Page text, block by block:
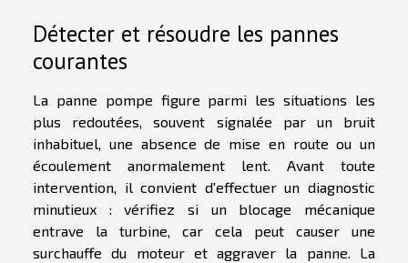
Détecter et résoudre les pannes
courantes
La panne pompe figure parmi les situations les
plus redoutées, souvent signalée par un bruit
inhabituel, une absence de mise en route ou un
écoulement anormalement lent. Avant toute
intervention, il convient d'effectuer un diagnostic
minutieux : vérifiez si un blocage mécanique
entrave la turbine, car cela peut causer une
surchauffe du moteur et aggraver la panne. La